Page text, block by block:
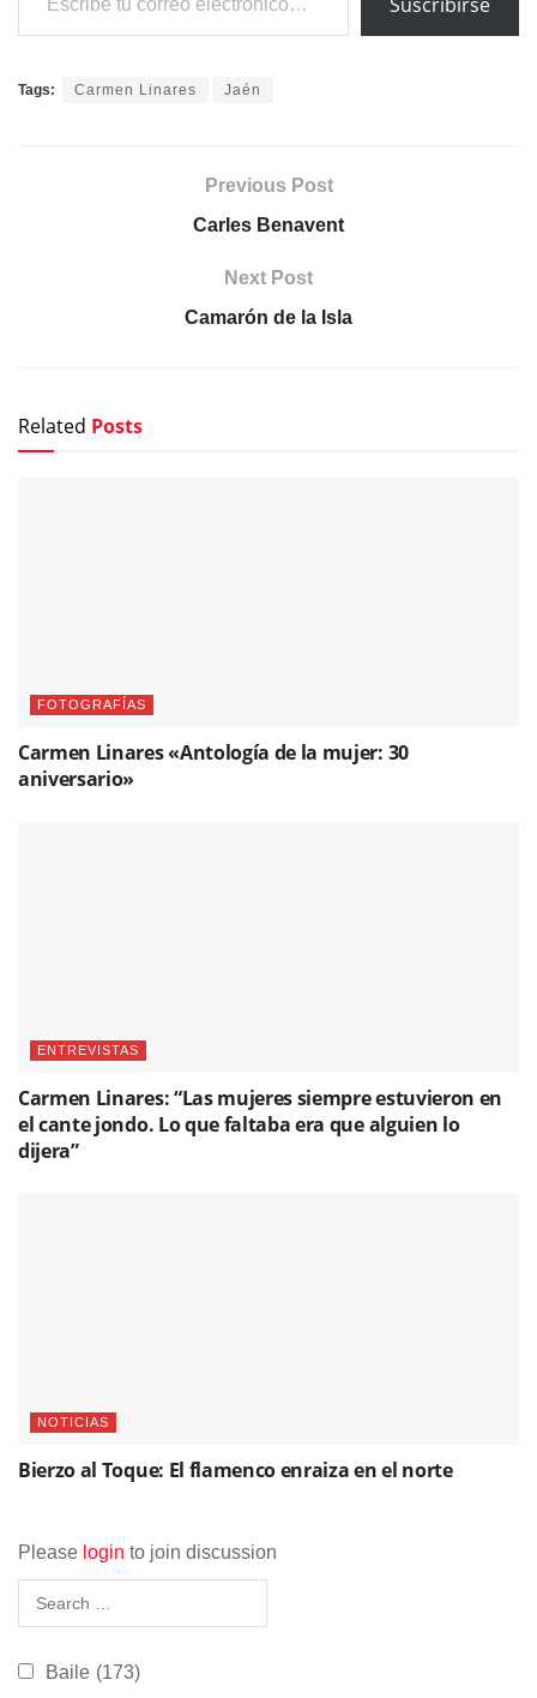
Tags: Carmen Linares Jaén
Previous Post
Carles Benavent
Next Post
Camarón de la Isla
Related Posts
FOTOGRAFÍAS
Carmen Linares «Antología de la mujer: 30
aniversario»
ENTREVISTAS
Carmen Linares: “Las mujeres siempre estuvieron en
el cante jondo. Lo que faltaba era que alguien lo
dijera”
NOTICIAS
Bierzo al Toque: El flamenco enraiza en el norte
Please login to join discussion
Baile (173)